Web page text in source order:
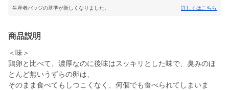
生産者バッジの基準が新しくなりました。 詳しくはこちら
商品説明
＜味＞
鶏卵と比べて、濃厚なのに後味はスッキリとした味で、臭みのほ
とんど無いうずらの卵は、
そのまま食べてもしつこくなく、何個でも食べられてしまいま